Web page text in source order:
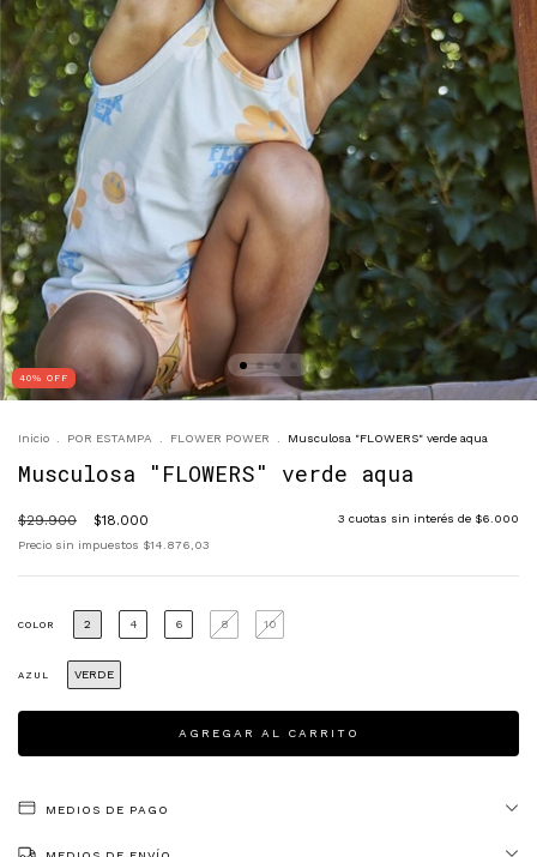
40% OFF
Inicio POR ESTAMPA FLOWER POWER Musculosa "FLOWERS" verde aqua
Musculosa "FLOWERS" verde aqua
$29.900 $18.000 3 cuotas sin interés de $6.000
Precio sin impuestos $14.876,03
COLOR 2 4 6 8 10
AZUL VERDE
MEDIOS DE PAGO